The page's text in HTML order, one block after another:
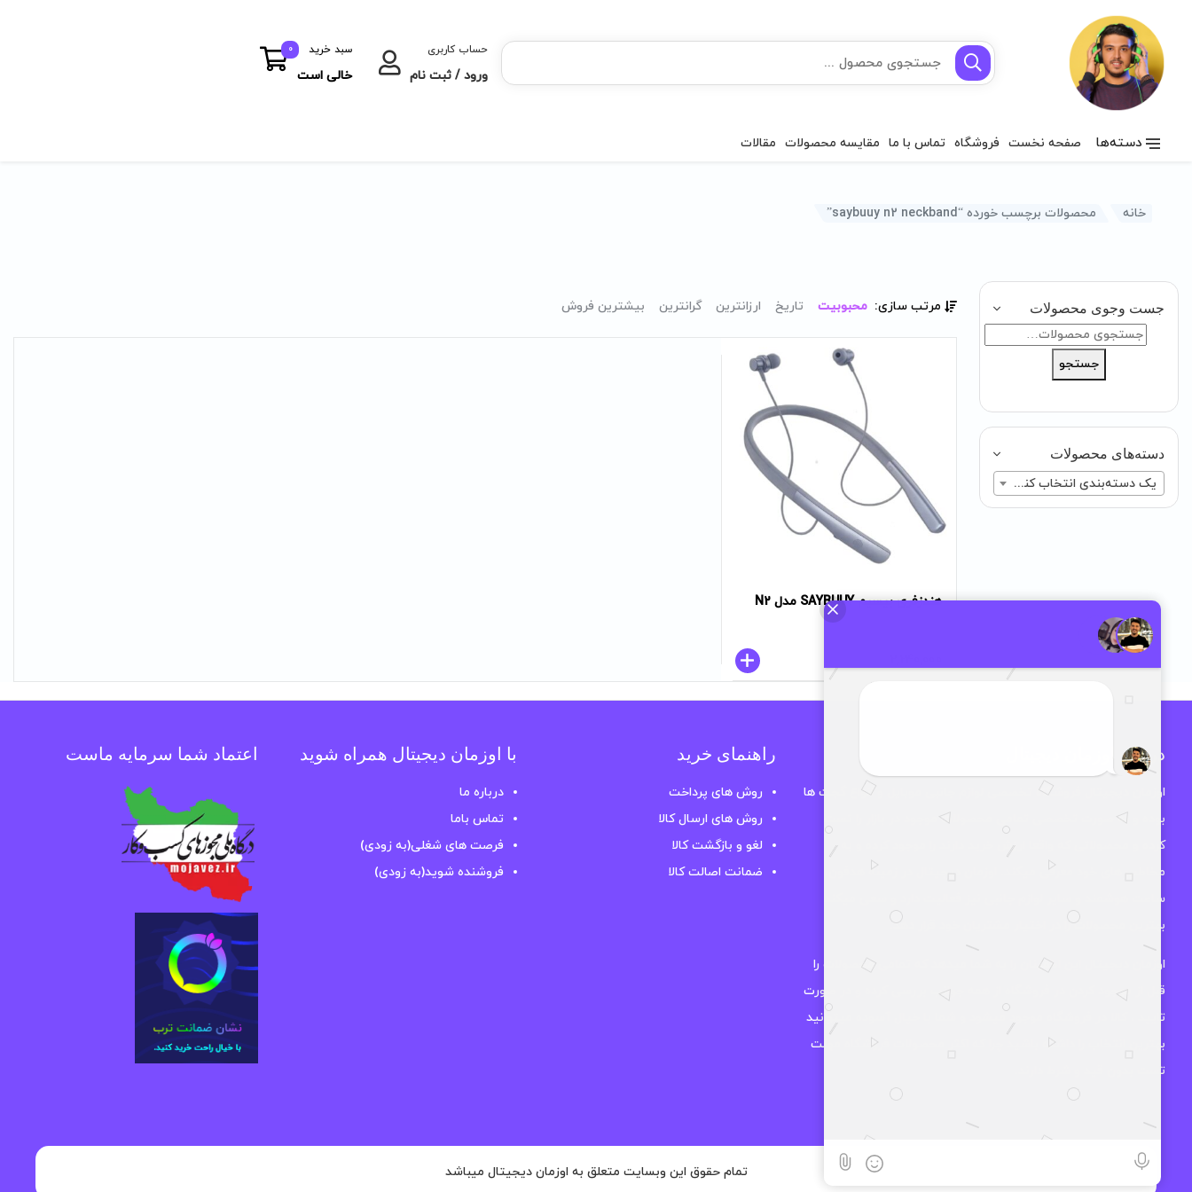
حساب کاربری
ورود / ثبت نام
سبد خرید
خالی است
0
دسته‌ها صفحه نخست فروشگاه تماس با ما مقایسه محصولات مقالات
خانه محصولات برچسب خورده “saybuuy n2 neckband”
جست وجوی محصولات
جستجو
جستجو
دسته‌های محصولات
یک دسته‌بندی انتخاب کنید
مرتب سازی: محبوبیت تاریخ ارزانترین گرانترین بیشترین فروش
هندزفری بیسیم SAYBUUY مدل N2
درباره اوزمان دیجیتال
اوزمان دیجیتال فروشگاه تخصصی لوازم جانبی موبایل و انواع گجت ها
بوده و به صورت تخصصی تمامی محصولات موجود در بازار را تست
کرده و محصولاتی که واقعا ارزش خرید دارند را موجود کرده و به
مخاطب های خود معرفی میکند. اوزمان دیجیتال در زمینه هدفون،
ساعت هوشمند و سایر لوازم جانبی نیز فعالیت دارد و سعی میکند
بهترین محصولات را در اختیار مشتریان خود قرار دهد.
اوزمان دیجیتال این اطمینان را به شما میدهد که تمامی محصولات را
قبل از موجود کردن در فروشگاه از همه جوانب بررسی کرده و در صورت
تایید ، کالا در فروشگاه موجود میشود و شما با خیال آسوده میتوانید
بهترین انتخاب را داشته باشید چرا که اکثر محصولات فروشگاه مهلت
تست بدون قید و شرط دارند.
راهنمای خرید
روش های پرداخت
روش های ارسال کالا
لغو و بازگشت کالا
ضمانت اصالت کالا
با اوزمان دیجیتال همراه شوید
درباره ما
تماس باما
فرصت های شغلی(به زودی)
فروشنده شوید(به زودی)
اعتماد شما سرمایه ماست
تمام حقوق این وبسایت متعلق به اوزمان دیجیتال میباشد